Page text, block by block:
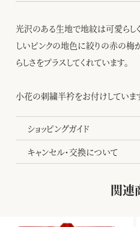
光沢のある生地で地紋は可愛らし
しいピンクの地色に絞りの赤の
らしさをプラスしてくれています。
小花の刺繍半衿をお付けしていま
ショッピングガイド
キャンセル・交換について
関連